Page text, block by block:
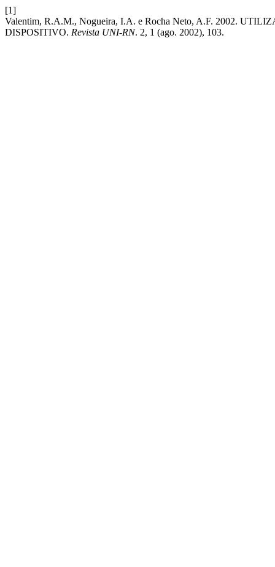
[1]
Valentim, R.A.M., Nogueira, I.A. e Rocha Neto, A.F. 2002.
DISPOSITIVO. Revista UNI-RN. 2, 1 (ago. 2002), 103.